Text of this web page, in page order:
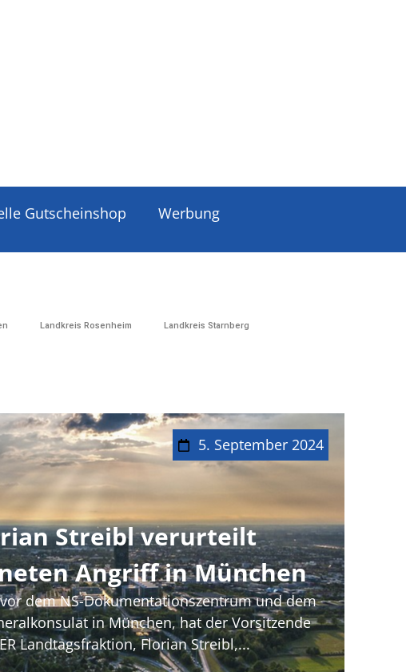
Gutscheinshop Werbung
Landkreis Rosenheim Landkreis Starnberg
5. September 2024
Streibl verurteilt
Angriff in München
dem NS-Dokumentationszentrum und dem
in München, hat der Vorsitzende
Landtagsfraktion, Florian Streibl,...